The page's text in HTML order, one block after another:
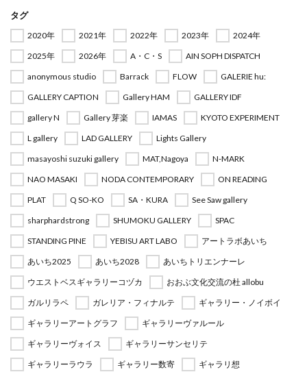
タグ
2020年 2021年 2022年 2023年
2024年
2025年
2026年 A・C・S
AIN SOPH DISPATCH
anonymous studio
Barrack FLOW
GALERIE hu:
GALLERY CAPTION
Gallery HAM
GALLERY IDF
gallery N
Gallery 芽楽 IAMAS
KYOTO EXPERIMENT
L gallery
LAD GALLERY
Lights Gallery
masayoshi suzuki gallery
MAT,Nagoya
N-MARK
NAO MASAKI
NODA CONTEMPORARY
ON READING
PLAT
Q SO-KO SA・KURA
See Saw gallery
sharphardstrong
SHUMOKU GALLERY
SPAC
STANDING PINE
YEBISU ART LABO
アートラボあいち
あいち2025
あいち2028
あいちトリエンナーレ
ウエストベスギャラリーコヅカ
おおぶ文化交流の杜 allobu
ガルリラペ
ガレリア・フィナルテ
ギャラリー・ノイボイ
ギャラリーアートグラフ
ギャラリーヴァルール
ギャラリーヴォイス
ギャラリーサンセリテ
ギャラリーラウラ
ギャラリー数寄
ギャラリ想